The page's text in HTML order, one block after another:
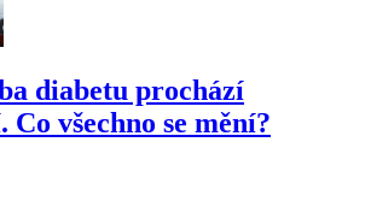
diabetu prochází
všechno se mění?